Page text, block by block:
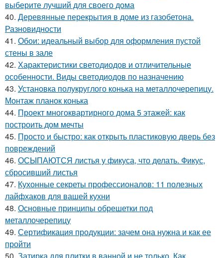
выберите лучший для своего дома
40. Деревянные перекрытия в доме из газобетона.
Разновидности
41. Обои: идеальный выбор для оформления пустой
стены в зале
42. Характеристики светодиодов и отличительные
особенности. Виды светодиодов по назначению
43. Установка полукруглого конька на металлочерепицу.
Монтаж планок конька
44. Проект многоквартирного дома 5 этажей: как
построить дом мечты
45. Просто и быстро: как открыть пластиковую дверь без
повреждений
46. ОСЫПАЮТСЯ листья у фикуса, что делать. Фикус,
сбросивший листья
47. Кухонные секреты профессионалов: 11 полезных
лайфхаков для вашей кухни
48. Основные принципы обрешетки под
металлочерепицу
49. Сертификация продукции: зачем она нужна и как ее
пройти